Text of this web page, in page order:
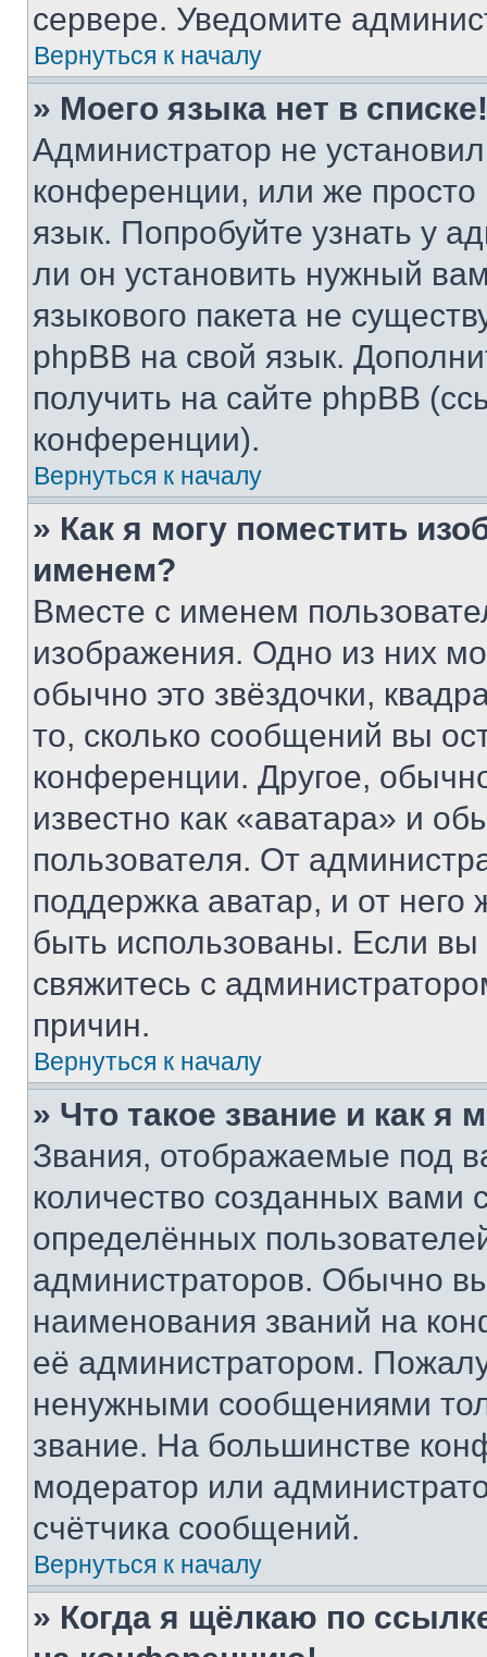
сервере. Уведомите
Вернуться к началу
» Моего языка нет в списке!
Администратор не
конференции, или же
язык. Попробуйте узнать у
ли он установить нужный
языкового пакета не
phpBB на свой язык.
получить на сайте phpBB
конференции).
Вернуться к началу
» Как я могу поместить
именем?
Вместе с именем
изображения. Одно из них
обычно это звёздочки,
то, сколько сообщений вы
конференции. Другое,
известно как «аватара» и
пользователя. От
поддержка аватар, и от него
быть использованы. Если
свяжитесь с
причин.
Вернуться к началу
» Что такое звание и как я
Звания, отображаемые под
количество созданных
определённых
администраторов. Обычно
наименования званий на
её администратором.
ненужными сообщениями
звание. На большинстве
модератор или
счётчика сообщений.
Вернуться к началу
» Когда я щёлкаю по